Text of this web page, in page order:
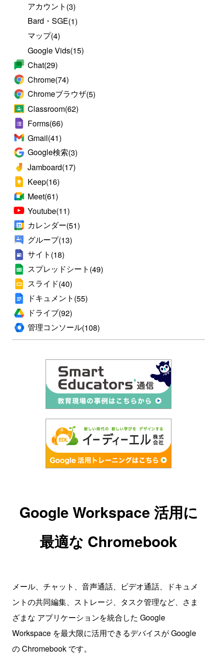
アカウント (3)
Bard・SGE(1)
マップ(4)
Google Vids(15)
Chat(29)
Chrome(74)
Chromeブラウザ(5)
Classroom(62)
Forms(66)
Gmail(41)
Google検索(3)
Jamboard(17)
Keep(16)
Meet(61)
Youtube(11)
カレンダー(51)
グループ(13)
サイト (18)
スプレッドシート (49)
スライド(40)
ドキュメント (55)
ドライブ(92)
管理コンソール(108)
Google Workspace 活用に
最適な Chromebook
メール、チャット、音声通話、ビデオ通話、ドキュメ
ントの共同編集、ストレージ、タスク管理など、さま
ざまな アプリケーションを統合した Google
Workspace を最大限に活用できるデバイスが Google
の Chromebook です。